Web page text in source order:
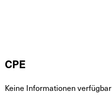
CPE
Keine Informationen verfügbar